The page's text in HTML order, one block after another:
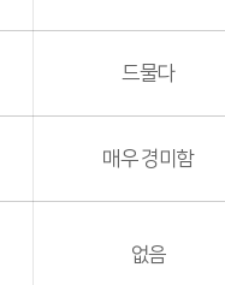
드물다
매우 경미함
없음